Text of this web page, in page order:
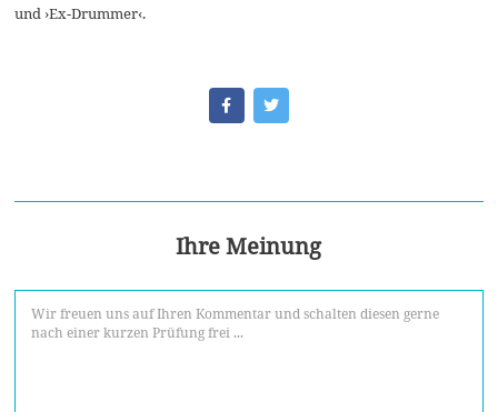
und ›Ex-Drummer‹.
Ihre Meinung